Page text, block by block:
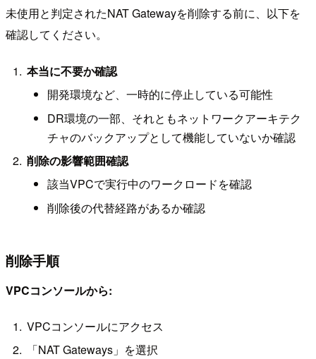
未使用と判定されたNAT Gatewayを削除する前に、以下を
確認してください。
本当に不要か確認
開発環境など、一時的に停止している可能性
DR環境の一部、それともネットワークアーキテク
チャのバックアップとして機能していないか確認
削除の影響範囲確認
該当VPCで実行中のワークロードを確認
削除後の代替経路があるか確認
削除手順
VPCコンソールから:
VPCコンソールにアクセス
「NAT Gateways」を選択